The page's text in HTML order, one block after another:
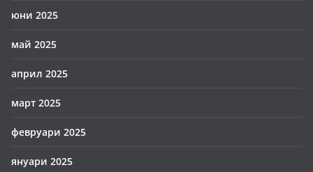
юни 2025
май 2025
април 2025
март 2025
февруари 2025
януари 2025